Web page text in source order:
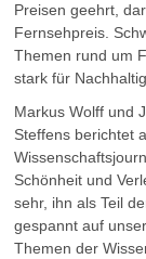
Preisen geehrt,
Fernsehpreis.
Themen rund um
stark für
Markus Wolff und
Steffens berichtet
Schönheit und
sehr, ihn als Teil
gespannt auf
Themen der